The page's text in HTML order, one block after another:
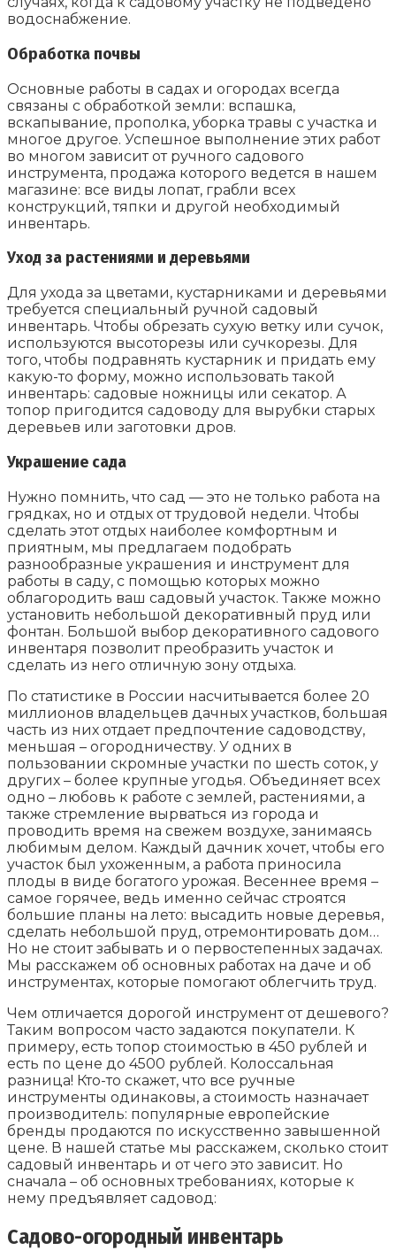
водоснабжение.
Обработка почвы
Основные работы в садах и огородах всегда
связаны с обработкой земли: вспашка,
вскапывание, прополка, уборка травы с участка и
многое другое. Успешное выполнение этих работ
во многом зависит от ручного садового
инструмента, продажа которого ведется в нашем
магазине: все виды лопат, грабли всех
конструкций, тяпки и другой необходимый
инвентарь.
Уход за растениями и деревьями
Для ухода за цветами, кустарниками и деревьями
требуется специальный ручной садовый
инвентарь. Чтобы обрезать сухую ветку или сучок,
используются высоторезы или сучкорезы. Для
того, чтобы подравнять кустарник и придать ему
какую-то форму, можно использовать такой
инвентарь: садовые ножницы или секатор. А
топор пригодится садоводу для вырубки старых
деревьев или заготовки дров.
Украшение сада
Нужно помнить, что сад — это не только работа на
грядках, но и отдых от трудовой недели. Чтобы
сделать этот отдых наиболее комфортным и
приятным, мы предлагаем подобрать
разнообразные украшения и инструмент для
работы в саду, с помощью которых можно
облагородить ваш садовый участок. Также можно
установить небольшой декоративный пруд или
фонтан. Большой выбор декоративного садового
инвентаря позволит преобразить участок и
сделать из него отличную зону отдыха.
По статистике в России насчитывается более 20
миллионов владельцев дачных участков, большая
часть из них отдает предпочтение садоводству,
меньшая – огородничеству. У одних в
пользовании скромные участки по шесть соток, у
других – более крупные угодья. Объединяет всех
одно – любовь к работе с землей, растениями, а
также стремление вырваться из города и
проводить время на свежем воздухе, занимаясь
любимым делом. Каждый дачник хочет, чтобы его
участок был ухоженным, а работа приносила
плоды в виде богатого урожая. Весеннее время –
самое горячее, ведь именно сейчас строятся
большие планы на лето: высадить новые деревья,
сделать небольшой пруд, отремонтировать дом…
Но не стоит забывать и о первостепенных задачах.
Мы расскажем об основных работах на даче и об
инструментах, которые помогают облегчить труд.
Чем отличается дорогой инструмент от дешевого?
Таким вопросом часто задаются покупатели. К
примеру, есть топор стоимостью в 450 рублей и
есть по цене до 4500 рублей. Колоссальная
разница! Кто-то скажет, что все ручные
инструменты одинаковы, а стоимость назначает
производитель: популярные европейские
бренды продаются по искусственно завышенной
цене. В нашей статье мы расскажем, сколько стоит
садовый инвентарь и от чего это зависит. Но
сначала – об основных требованиях, которые к
нему предъявляет садовод:
Садово-огородный инвентарь